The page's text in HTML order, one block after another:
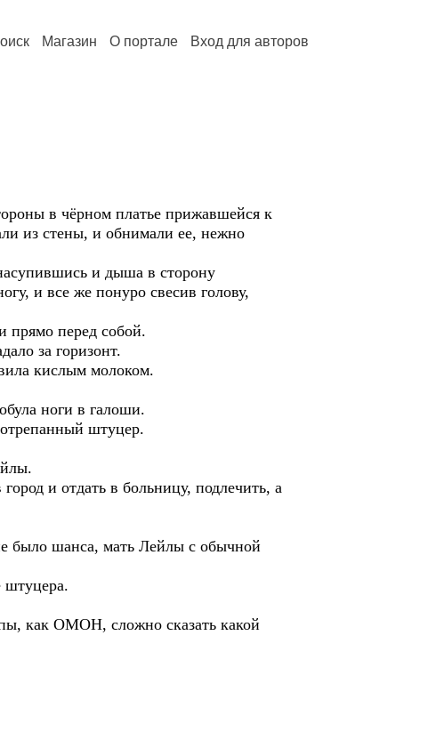
Магазин О портале Вход для авторов
в чёрном платье прижавшейся к
из стены, и обнимали ее, нежно
и дыша в сторону
и все же понуро свесив голову,
прямо перед собой.
за горизонт.
кислым молоком.
ноги в галоши.
штуцер.
и отдать в больницу, подлечить, а
было шанса, мать Лейлы с обычной
штуцера.
как ОМОН, сложно сказать какой